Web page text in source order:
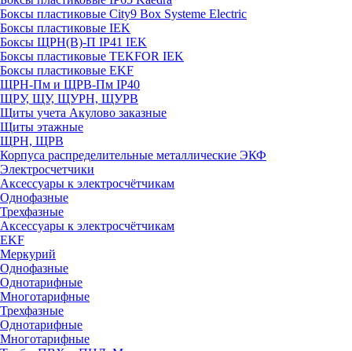
Боксы пластиковые City9 Box Systeme Electric
Боксы пластиковые IEK
Боксы ЩРН(В)-П IP41 IEK
Боксы пластиковые TEKFOR IEK
Боксы пластиковые EKF
ЩРН-Пм и ЩРВ-Пм IP40
ЩРУ, ЩУ, ЩУРН, ЩУРВ
Щиты учета Акулово заказные
Щиты этажные
ЩРН, ЩРВ
Корпуса распределительные металлические ЭКФ
Электросчетчики
Аксессуары к электросчётчикам
Однофазные
Трехфазные
Аксессуары к электросчётчикам
EKF
Меркурий
Однофазные
Однотарифные
Многотарифные
Трехфазные
Однотарифные
Многотарифные